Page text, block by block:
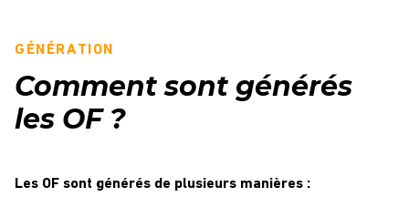
GÉNÉRATION
Comment sont générés
les OF ?
Les OF sont générés de plusieurs manières :